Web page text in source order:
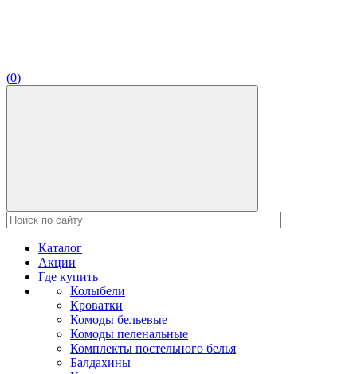
(0)
Каталог
Акции
Где купить
Колыбели
Кроватки
Комоды бельевые
Комоды пеленальные
Комплекты постельного белья
Балдахины